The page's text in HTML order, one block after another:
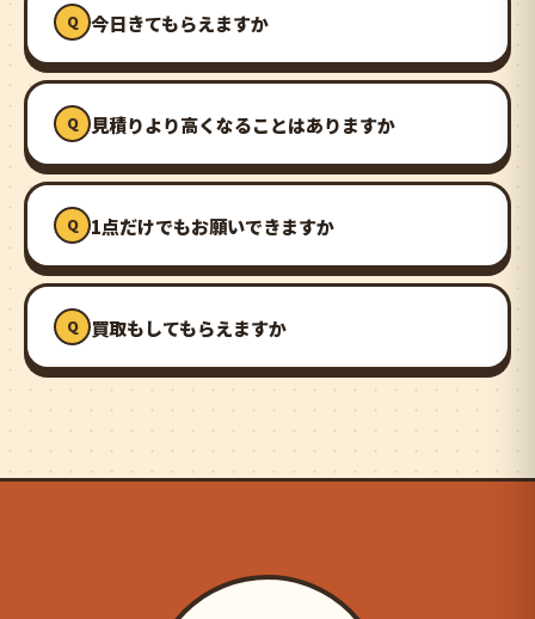
今日きてもらえますか
見積りより高くなることはありますか
1点だけでもお願いできますか
買取もしてもらえますか